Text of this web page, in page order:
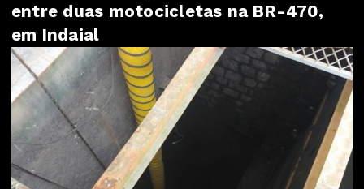
entre duas motocicletas na BR-470,
em Indaial